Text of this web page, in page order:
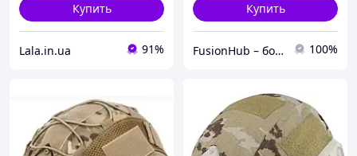
Купить
Lala.in.ua 91%
Купить
FusionHub – больше возможностей для активной жизни 100%